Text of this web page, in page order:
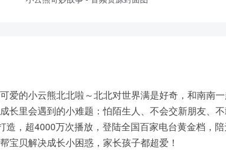
爱的小云熊北北啦～北北对世界满是好奇，和南南
长里会遇到的小难题：怕陌生人、不会交新朋友、
，超4000万次播放，登陆全国百家电台黄金档，
宝贝解决成长小困惑，家长孩子都超爱！